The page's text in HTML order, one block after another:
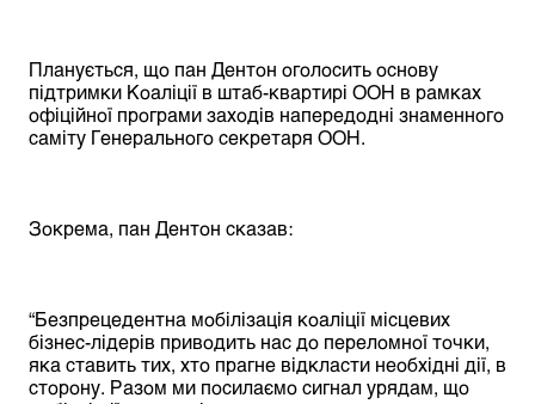
Планується, що пан Дентон оголосить основу
підтримки Коаліції в штаб-квартирі ООН в рамках
офіційної програми заходів напередодні знаменного
саміту Генерального секретаря ООН.
Зокрема, пан Дентон сказав:
“Безпрецедентна мобілізація коаліції місцевих
бізнес-лідерів приводить нас до переломної точки,
яка ставить тих, хто прагне відкласти необхідні дії, в
сторону. Разом ми посилаємо сигнал урядам, що